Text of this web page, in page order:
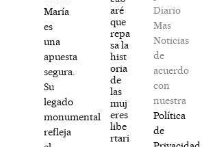
María
es
una
apuesta
segura.
Su
legado
monumental
refleja
aré
que
repa
sa la
hist
oria
de
las
muj
eres
libe
rtari
Diario
Mas
Noticias
de
acuerdo
con
nuestra
Política
de